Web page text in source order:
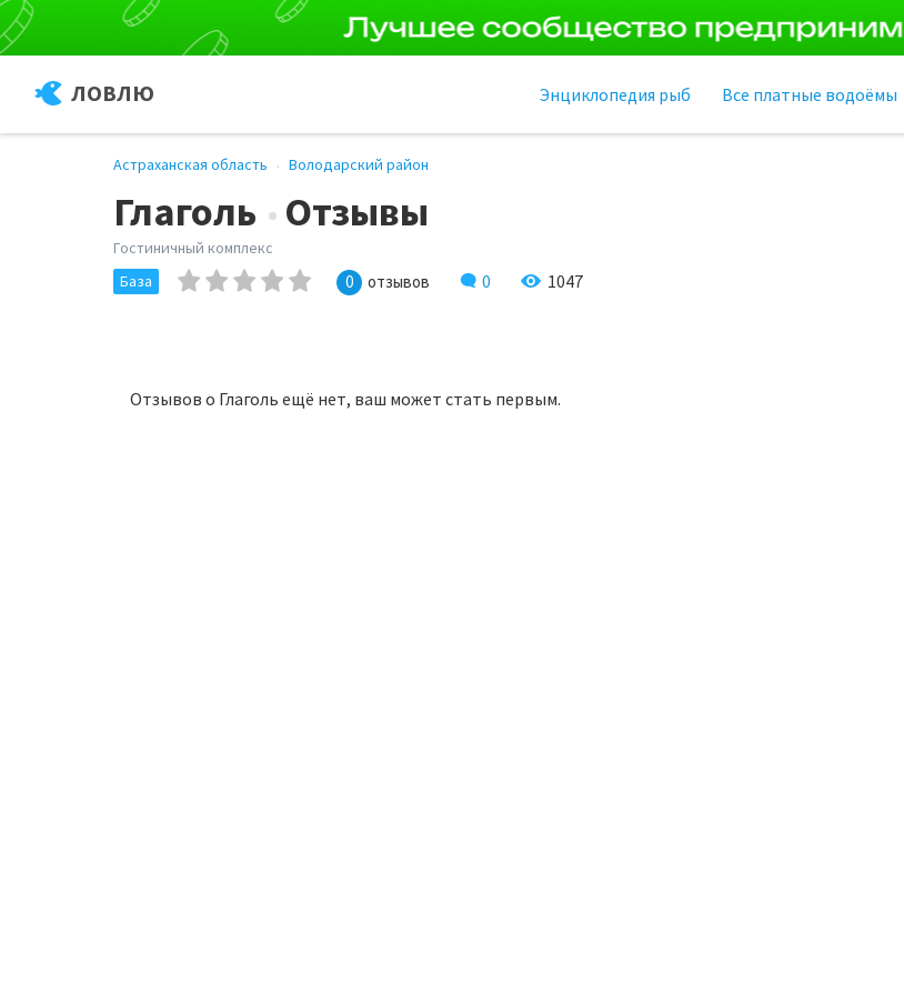
ЛОВЛЮ Энциклопедия рыб Все платные водоёмы
Астраханская область Володарский район
Глаголь Отзывы
Гостиничный комплекс
База
0 отзывов 0 1047
Отзывов о Глаголь ещё нет, ваш может стать первым.